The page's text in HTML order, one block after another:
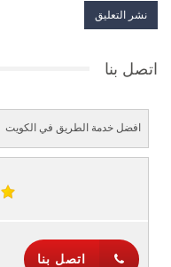
اتصل بنا
افضل خدمة الطريق في الكويت
اتصل بنا